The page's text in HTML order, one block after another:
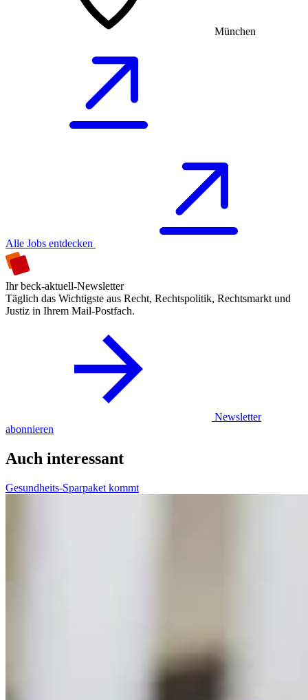
München
Alle Jobs entdecken
Ihr beck-aktuell-Newsletter
Täglich das Wichtigste aus Recht, Rechtspolitik, Rechtsmarkt und
Justiz in Ihrem Mail-Postfach.
Newsletter
abonnieren
Auch interessant
Gesundheits-Sparpaket kommt